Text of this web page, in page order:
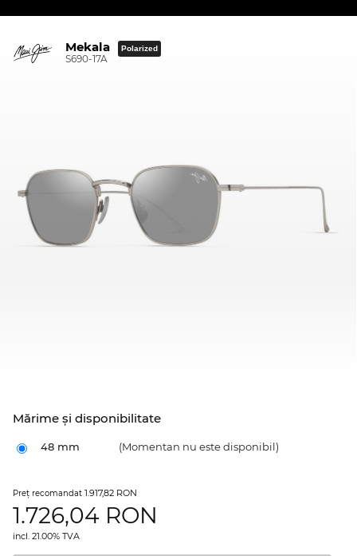
Mekala
S690-17A
Polarized
Mărime şi disponibilitate
48 mm (Momentan nu este disponibil)
Preţ recomandat 1.917,82 RON
1.726,04 RON
incl. 21.00% TVA